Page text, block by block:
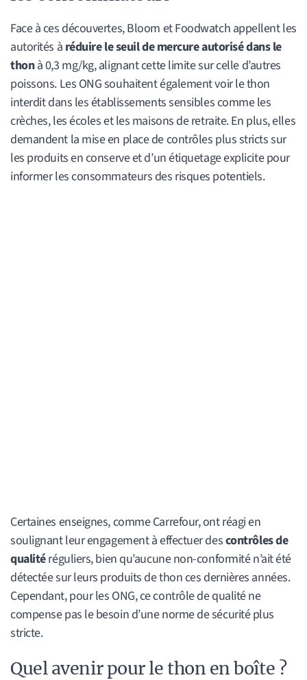
Face à ces découvertes, Bloom et Foodwatch appellent les
autorités à réduire le seuil de mercure autorisé dans le
thonà 0,3 mg/kg, alignant cette limite sur celle d’autres
poissons. Les ONG souhaitent également voir le thon
interdit dans les établissements sensibles comme les
crèches, les écoles et les maisons de retraite. En plus, elles
demandent la mise en place de contrôles plus stricts sur
les produits en conserve et d’un étiquetage explicite pour
informer les consommateurs des risques potentiels.
Certaines enseignes, comme Carrefour, ont réagi en
soulignant leur engagement à effectuer descontrôles de
qualitéréguliers, bien qu’aucune non-conformité n’ait été
détectée sur leurs produits de thon ces dernières années.
Cependant, pour les ONG, ce contrôle de qualité ne
compense pas le besoin d’une norme de sécurité plus
stricte.
Quel avenir pour le thon en boîte ?